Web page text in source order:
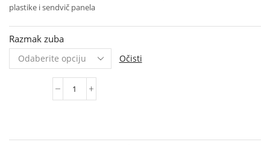
plastike i sendvič panela
Razmak zuba
Očisti